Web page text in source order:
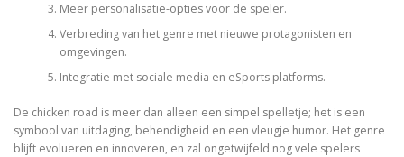
Meer personalisatie-opties voor de speler.
Verbreding van het genre met nieuwe protagonisten en
omgevingen.
Integratie met sociale media en eSports platforms.
De chicken road is meer dan alleen een simpel spelletje; het is een
symbool van uitdaging, behendigheid en een vleugje humor. Het genre
blijft evolueren en innoveren, en zal ongetwijfeld nog vele spelers